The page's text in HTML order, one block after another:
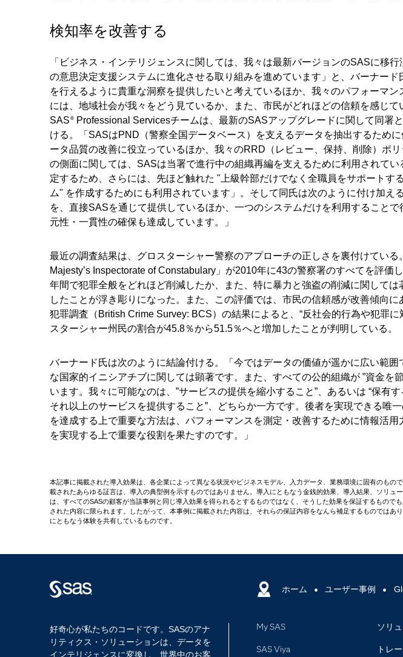
検知率を改善する
「ビジネス・インテリジェンスに関しては、我々は最新バージョンのSASに移
の意思決定支援システムに進化させる取り組みを進めています」と、バーナー
を行えるように貴重な洞察を提供したいと考えているほか、我々のパフォーマ
には、地域社会が我々をどう見ているか、また、市民がどれほどの信頼を感じて
SAS ®
Professional Servicesチームは、最新のSASアップグレードに関して同署
ける。「SASはPND（警察全国データベース）を支えるデータを抽出するため
ータ品質の改善に役立っているほか、我々のRRD（レビュー、保持、削除）ポ
の側面に関しては、SASは当署で進行中の組織再編を支えるために利用されて
定するため、さらには、先ほど触れた "上級幹部だけでなく全職員をサポートす
ム" を作成するためにも利用されています」。そして同氏は次のように付け加え
を、直接SASを通じて提供しているほか、一つのシステムだけを利用すること
元性・一貫性の確保も達成しています。」
最近の調査結果は、グロスターシャー警察のアプローチの正しさを裏付けてい
Majesty’s Inspectorate of Constabulary」が2010年に43の警察署のすべてを評価
年間で犯罪全般をどれほど削減したか、また、特に暴力と強盗の削減に関して
したことが浮き彫りになった。また、この評価では、市民の信頼感が改善傾向
犯罪調査（British Crime Survey: BCS）の結果によると、“反社会的行為や犯罪
スターシャー州民の割合が45.8％から51.5％へと増加したことが判明している。
バーナード氏は次のように結論付ける。「今ではデータの価値が遥かに広い範囲
な国家的イニシアチブに関しては顕著です。また、すべての公的組織が ”資金を
います。我々に可能なのは、”サービスの提供を縮小すること”、あるいは “保有
それ以上のサービスを提供すること”、どちらか一方です。後者を実現できる唯
を達成する上で重要な方法は、パフォーマンスを測定・改善するために情報活
を実現する上で重要な役割を果たすのです。」
本記事に掲載された導入効果は、各企業によって異なる状況やビジネスモデル、入力データ、業務環境に固有のも
載されたあらゆる証言は、導入の典型例を示すものではありません。導入にともなう金銭的効果、導入結果、ソリ
は、すべてのSASの顧客が当該事例と同じ導入効果を得られるとするものではなく、そうした効果を保証するもの
された内容に限られます。したがって、本事例に掲載された内容は、それらの保証内容をなんら補足するものでは
にともなう体験を共有しているものです。
ホーム ユーザー事例
好奇心が私たちのコードです。SASのアナ
リティクス・ソリューションは、データを
インテリジェンスに変換し、世界中のお客
My SAS
SAS Viya
ソリ
トレ